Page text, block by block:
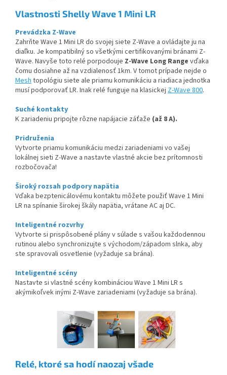
Vlastnosti Shelly Wave 1 Mini LR
Prevádzka Z-Wave
Zahrňte Wave 1 Mini LR do svojej siete Z-Wave a ovládajte ju na
diaľku. Je kompatibilný so všetkými certifikovanými bránami Z-
Wave.​ Navyše toto relé porpodouje Z-Wave Long Range vďaka
čomu dosiahne až na vzdialenosť 1km. V tomot prípade nejde o
Mesh topológiu siete ale priamu komunikáciu a riadiaca jednotka
musí podporovať LR. Inak relé funguje na klasickej Z-Wave 800.
Suché kontakty
K zariadeniu pripojte rôzne napájacie záťaže (až 8 A).
Pridruženia
Vytvorte priamu komunikáciu medzi zariadeniami vo vašej
lokálnej sieti Z-Wave a nastavte vlastné akcie bez prítomnosti
rozbočovača!
Široký rozsah podpory napätia
Vďaka bezptenicálovému kontaktu môžete použiť Wave 1 Mini
LR na spínanie širokej škály napätia, vrátane AC aj DC.
Inteligentné rozvrhy
Vytvorte si prispôsobené plány v súlade s vašou každodennou
rutinou alebo synchronizujte s východom/západom slnka, aby
ste spravovali osvetlenie (vyžaduje sa brána).​
Inteligentné scény
Nastavte si vlastné scény kombináciou Wave 1 Mini LR s
akýmikoľvek inými Z-Wave zariadeniami (vyžaduje sa brána).
Relé, ktoré sa hodí naozaj všade